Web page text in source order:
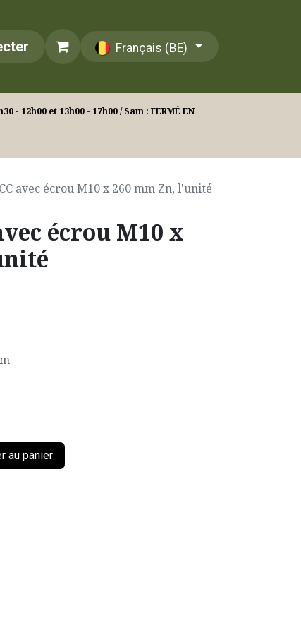
Français (BE)
- 12h00 et 13h00 - 17h00 / Sam : FERMÉ EN
avec écrou M10 x 260 mm Zn, l'unité
écrou M10 x
au panier